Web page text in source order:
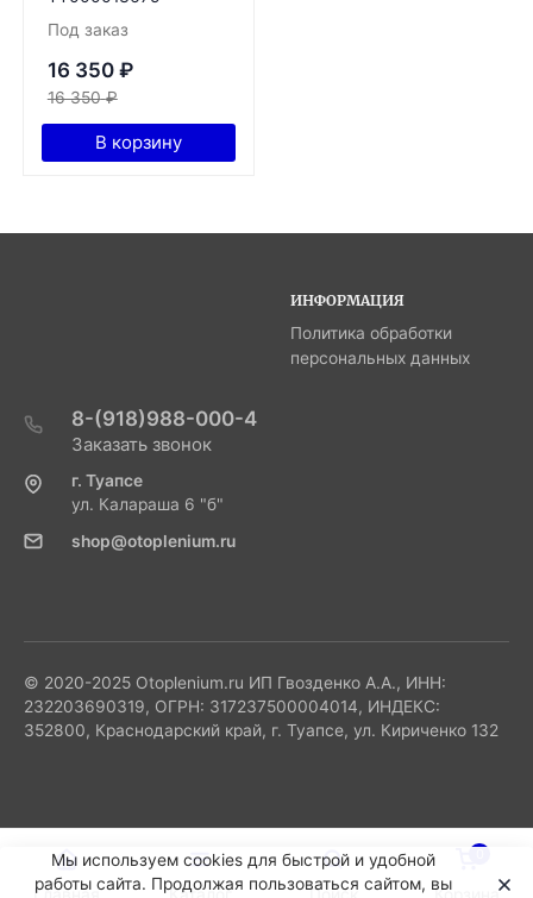
Под заказ
16 350 ₽
16 350 ₽
В корзину
ИНФОРМАЦИЯ
Политика обработки
персональных данных
8-(918)988-000-4
Заказать звонок
г. Туапсе
ул. Калараша 6 "б"
shop@otoplenium.ru
© 2020-2025 Otoplenium.ru ИП Гвозденко А.А., ИНН:
232203690319, ОГРН: 317237500004014, ИНДЕКС:
352800, Краснодарский край, г. Туапсе, ул. Кириченко 132
Мы используем cookies для быстрой и удобной
работы сайта. Продолжая пользоваться сайтом, вы